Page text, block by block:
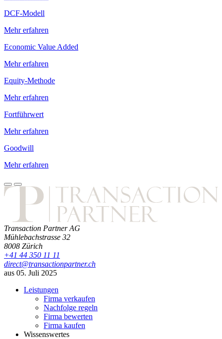
DCF-Modell
Mehr erfahren
Economic Value Added
Mehr erfahren
Equity-Methode
Mehr erfahren
Fortführwert
Mehr erfahren
Goodwill
Mehr erfahren
Transaction Partner AG
Mühlebachstrasse 32
8008 Zürich
+41 44 350 11 11
direct@transactionpartner.ch
aus 05. Juli 2025
Leistungen
Firma verkaufen
Nachfolge regeln
Firma bewerten
Firma kaufen
Wissenswertes